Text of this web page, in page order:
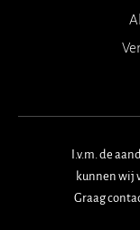
I.v.m. de
kunnen wij
Graag